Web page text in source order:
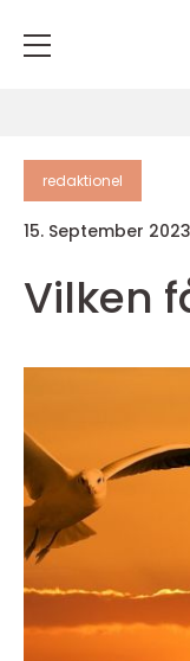
redaktionel
15. September 2023
Vilken